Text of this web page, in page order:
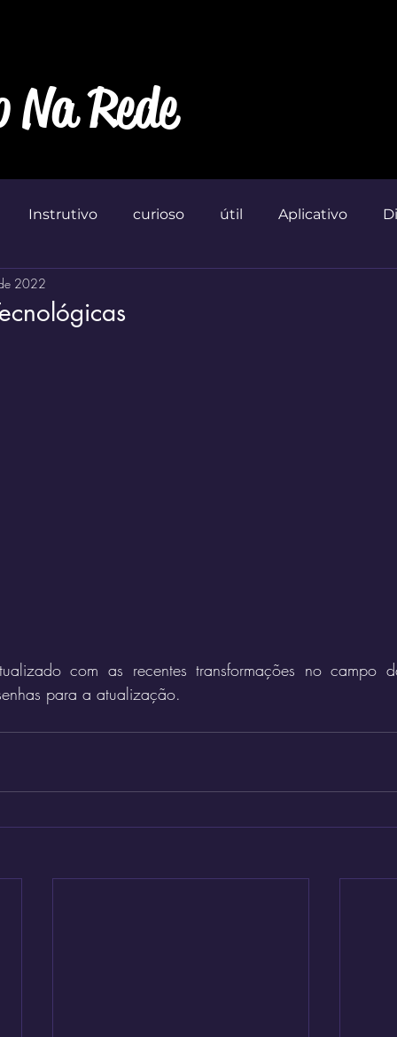
Rede
Instrutivo curioso útil Aplicativo
Marketin'
2022
de 5 estrelas.
com as recentes transformações no campo
para a atualização.